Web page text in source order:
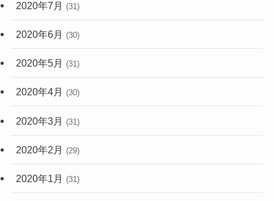
2020年7月 (31)
2020年6月 (30)
2020年5月 (31)
2020年4月 (30)
2020年3月 (31)
2020年2月 (29)
2020年1月 (31)